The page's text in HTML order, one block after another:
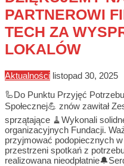
PARTNEROWI
TECH ZA
LOKALÓW
Aktualności listopad 30, 2025
🦾Do Punktu Przyjęć
Społecznej💪 znów zawitał
sprzątające 🧹Wykonali
organizacyjnych Fundacji.
przyjmować podopiecznych
przestrzeni spotkań z
realizowana